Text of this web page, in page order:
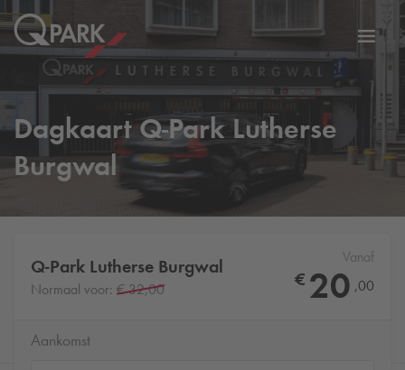
DagkaartQ-Park Lutherse
Burgwal
Q-Park Lutherse Burgwal
Normaal voor: € 32,00
Vanaf
€ 20 ,00
Aankomst